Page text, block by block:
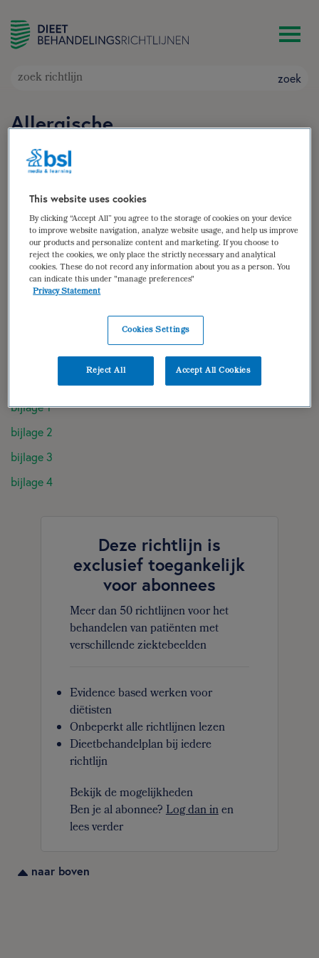
zoek
Allergische
voedselovergevoeligheid
Doelgroep: Kinderen vanaf 1 jaar en volwassenen
Auteur(s):Anouska Michelsen-Huisman
Schregardus,Jessica van der Velde-Elbersen
zoek
samenvatting
dieetbehandelplan
verantwoording | geraadpleegde literatuur
bijlage 1
bijlage 2
bijlage 3
bijlage 4
Deze richtlijn is
exclusief toegankelijk
voor abonnees
Meer dan 50 richtlijnen voor het
behandelen van patiënten met
verschillende ziektebeelden
Evidence based werken voor
diëtisten
Onbeperkt alle richtlijnen lezen
Dieetbehandelplan bij iedere
richtlijn
Bekijk de mogelijkheden
Ben je al abonnee?Log dan inen
lees verder
naar boven
This website uses cookies
By clicking “Accept All” you agree to the storage of cookies on your device
to improve website navigation, analyze website usage, and help us improve
our products and personalize content and marketing. If you choose to
reject the cookies, we only place the strictly necessary and analytical
cookies. These do not record any information about you as a person. You
can indicate this under "manage preferences"
Privacy Statement
Cookies Settings
Reject All Accept All Cookies